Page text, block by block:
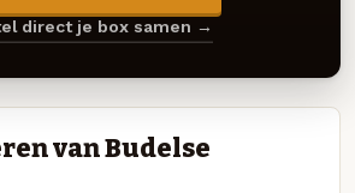
direct je box samen →
van Budelse